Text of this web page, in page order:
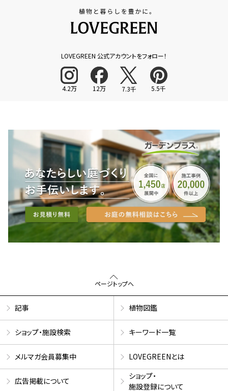
LOVEGREEN 公式アカウントをフォロー！
4.2万 12万 7.3千 5.5千
ページトップへ
記事 植物図鑑
ショップ・施設検索 キーワード一覧
メルマガ会員募集中 LOVEGREENとは
広告掲載について
ショップ・
施設登録について